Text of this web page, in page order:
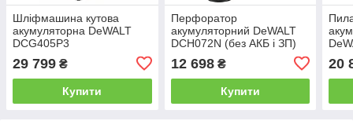
Шліфмашина кутова
акумуляторна DeWALT
DCG405P3
29 799 ₴
Купити
Перфоратор
акумуляторний DeWALT
DCH072N (без АКБ і ЗП)
12 698₴
Купити
20